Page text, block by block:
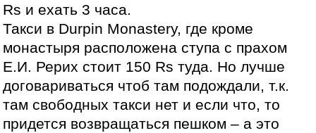
Rs и ехать 3 часа.
Такси в Durpin Monastery, где кроме
монастыря расположена ступа с прахом
Е.И. Рерих стоит 150 Rs туда. Но лучше
договариваться чтоб там подождали, т.к.
там свободных такси нет и если что, то
придется возвращаться пешком – а это